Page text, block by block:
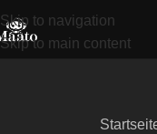
Skip to navigation
Skip to main content